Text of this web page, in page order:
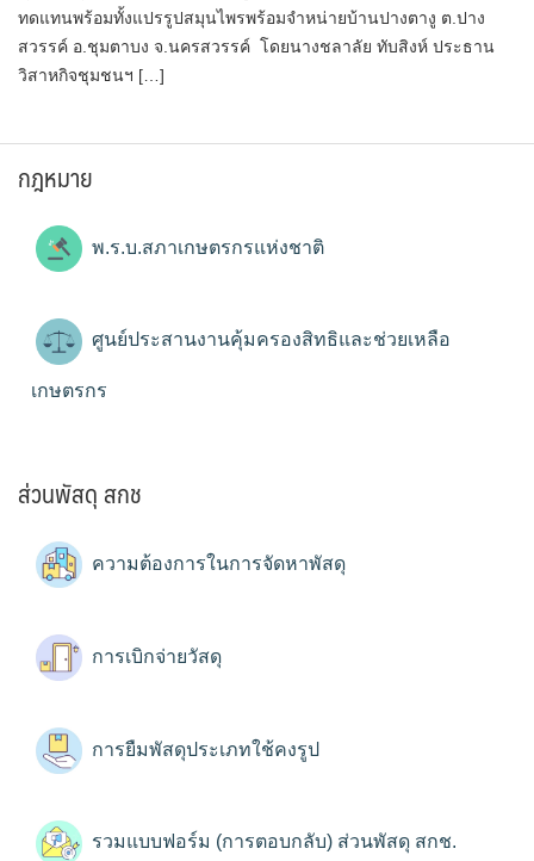
ทดแทนพร้อมทั้งแปรรูปสมุนไพรพร้อมจำหน่ายบ้านปางตางู ต.ปาง
สวรรค์ อ.ชุมตาบง จ.นครสวรรค์​ โดยนางชลาลัย ทับสิงห์ ประธาน
วิสาหกิจชุมชนฯ […]
กฎหมาย
พ.ร.บ.สภาเกษตรกรแห่งชาติ
ศูนย์ประสานงานคุ้มครองสิทธิและช่วยเหลือ
เกษตรกร
ส่วนพัสดุ สกช
ความต้องการในการจัดหาพัสดุ
การเบิกจ่ายวัสดุ
การยืมพัสดุประเภทใช้คงรูป
รวมแบบฟอร์ม (การตอบกลับ) ส่วนพัสดุ สกช.